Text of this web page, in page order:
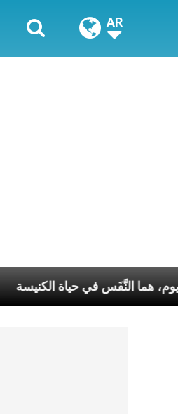
AR
كلّ أسبوع وكلّ يوم، هما النَّفَس